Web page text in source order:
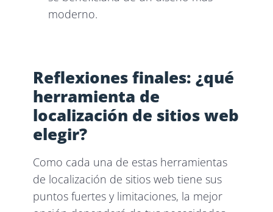
moderno.
Reflexiones finales: ¿qué
herramienta de
localización de sitios web
elegir?
Como cada una de estas herramientas
de localización de sitios web tiene sus
puntos fuertes y limitaciones, la mejor